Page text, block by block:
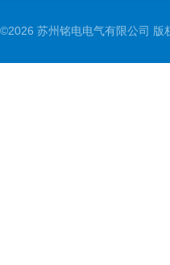
©2026 苏州铭电电气有限公司 版